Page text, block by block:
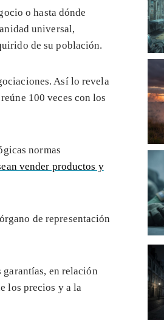
o hasta dónde
universal,
de su población.
Así lo revela
reúne 100 veces con los
normas
vender productos y
de representación
en relación
los precios y a la